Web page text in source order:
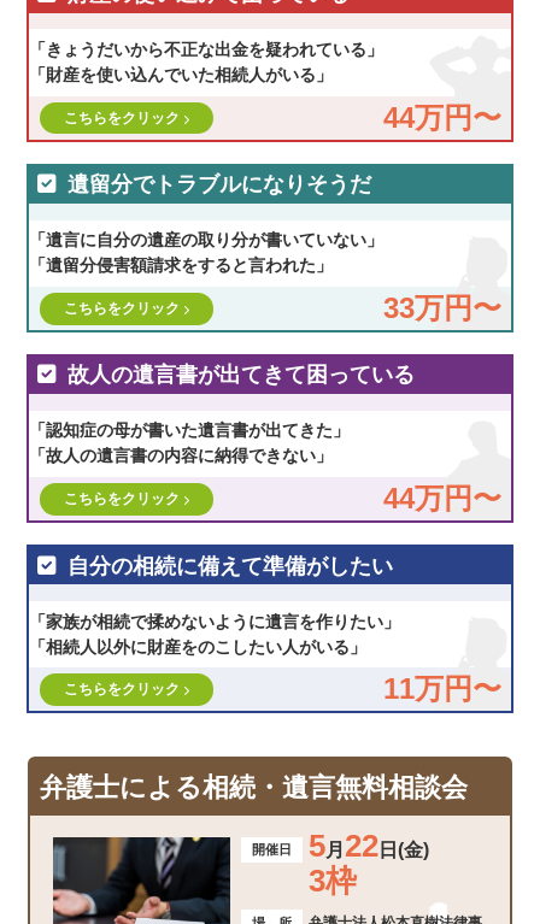
「きょうだいから不正な出金を疑われている」
「財産を使い込んでいた相続人がいる」
44万円〜
こちらをクリック
遺留分でトラブルになりそうだ
「遺言に自分の遺産の取り分が書いていない」
「遺留分侵害額請求をすると言われた」
33万円〜
こちらをクリック
故人の遺言書が出てきて困っている
「認知症の母が書いた遺言書が出てきた」
「故人の遺言書の内容に納得できない」
44万円〜
こちらをクリック
自分の相続に備えて準備がしたい
「家族が相続で揉めないように遺言を作りたい」
「相続人以外に財産をのこしたい人がいる」
11万円〜
こちらをクリック
弁護士による相続・遺言無料相談会
開催日 5月 22日(金)
3枠